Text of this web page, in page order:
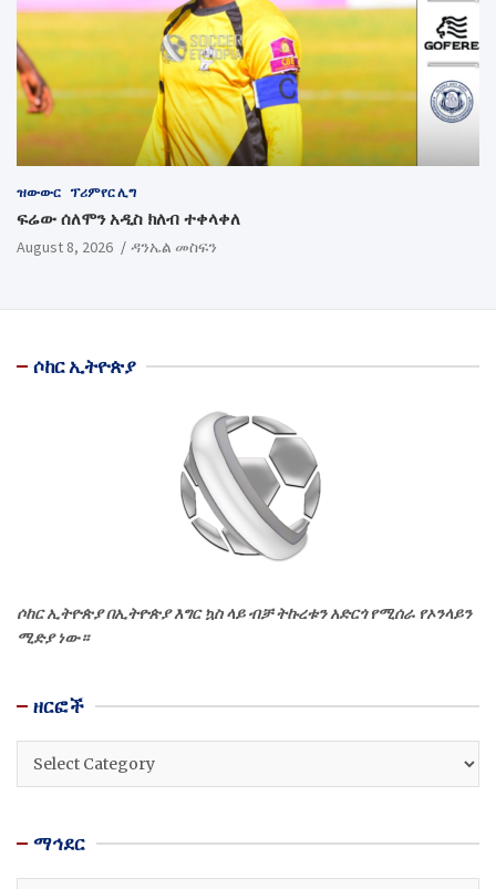
ዝውውር ፕሪምየር ሊግ
ፍሬው ሰለሞን አዲስ ክለብ ተቀላቀለ
August 8, 2026 ዳንኤል መስፍን
ሶከር ኢትዮጵያ
ሶከር ኢትዮጵያ በኢትዮጵያ እግር ኳስ ላይ ብቻ ትኩረቱን አድርጎ የሚሰራ የኦንላይን
ሚድያ ነው።
ዘርፎች
ዘርፎች
ማኅደር